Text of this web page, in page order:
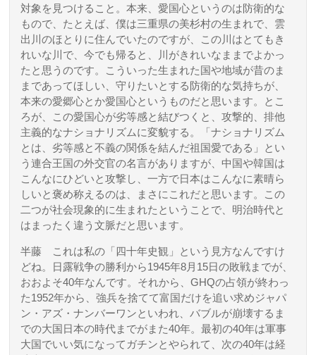
対象を見つけること。本来、愛国心というのは防衛的な
もので、たとえば、僕は三重県の美杉村の生まれで、雲
出川のほとりに住んでいたのですが、この川はとてもき
れいな川で、今でも帰ると、川がきれいなままでよかっ
たと思うのです。こういった生まれた国や地域が昔のま
まであってほしい、守りたいとする防衛的な気持ちが、
本来の愛郷心とか愛国心というものだと思います。とこ
ろが、この愛国心が劣等感と結びつくと、攻撃的、排他
主義的なナショナリズムに変貌する。
「ナショナリズム
とは、劣等感と不義の関係を結んだ祖国愛である」 とい
う連合王国の外交官の名言がありますが、中国や韓国は
こんなにひどいと攻撃し、一方で日本はこんなに素晴ら
しいと褒め称えるのは、まさにこれだと思います。この
二つが社会現象的に生まれたということで、明治時代と
はまったく違う文脈だと思います。
半藤 これは私の「四十年史観」という見方なんですけ
どね。日露戦争の勝利から1945年8月15日の敗戦までが、
おおよそ40年なんです。それから、GHQの占領が終わっ
た1952年から、強兵を捨てて富国だけを追い求めジャパ
ン・アズ・ナンバーワンといわれ、バブルが崩壊するま
での大国日本の時代までがまた40年。最初の40年は軍事
大国でいい気になってガチンとやられて、次の40年は経